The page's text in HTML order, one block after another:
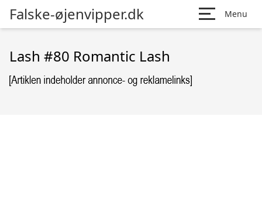
Falske-øjenvipper.dk Menu
Lash #80 Romantic Lash